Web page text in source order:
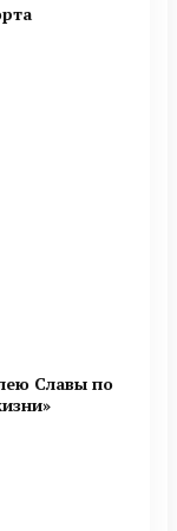
Славы по